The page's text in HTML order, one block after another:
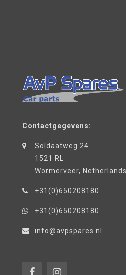
Contactgegevens:
Soldaatweg 24
1521 RL
Wormerveer, Netherlands
+31(0)650208180
+31(0)650208180
info@avpspares.nl